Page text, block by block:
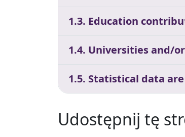
1.3. Education
1.4. Universities and/
1.5. Statistical data
Udostępnij tę